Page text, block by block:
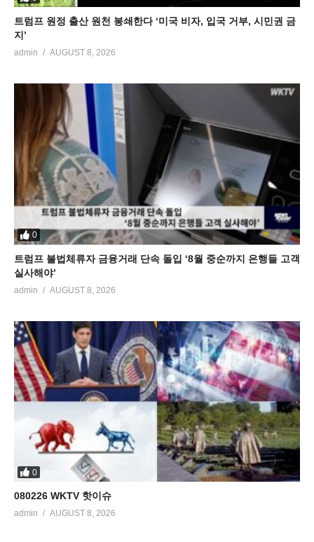
트럼프 원정 출산 원천 봉쇄한다 ‘미국 비자, 입국 거부, 시민권 금
지’
admin AUGUST 8, 2026
0
트럼프 불법체류자 금융거래 단속 돌입 ‘8월 중순까지 은행들 고객
실사해야’
admin AUGUST 8, 2026
0
080226 WKTV 핫이슈
admin AUGUST 8, 2026